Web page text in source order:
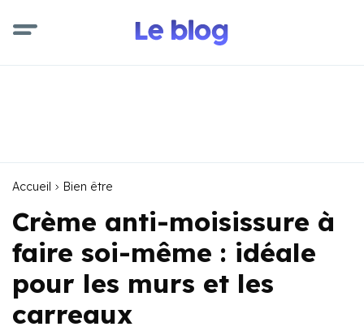
Accueil Bien être
Crème anti-moisissure à
faire soi-même : idéale
pour les murs et les
carreaux